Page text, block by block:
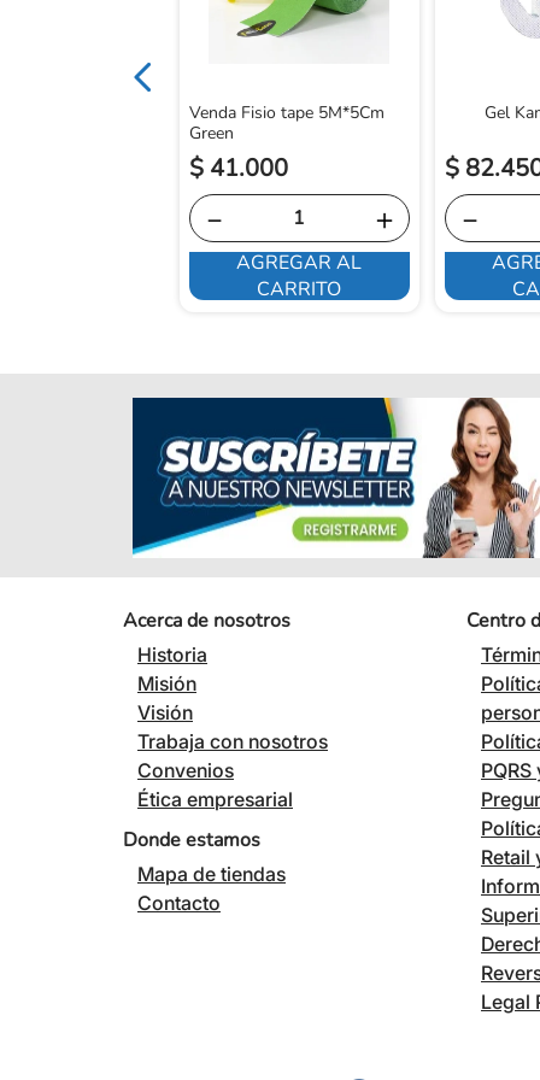
Venda Fisio tape 5M*5Cm
Green
$ 41.000
＋
－
AGREGAR AL
CARRITO
Gel
$ 82.
－
Acerca de nosotros
Historia
Misión
Visión
Trabaja con nosotros
Convenios
Ética empresarial
Donde estamos
Mapa de tiendas
Contacto
Centro
Retail
Legal